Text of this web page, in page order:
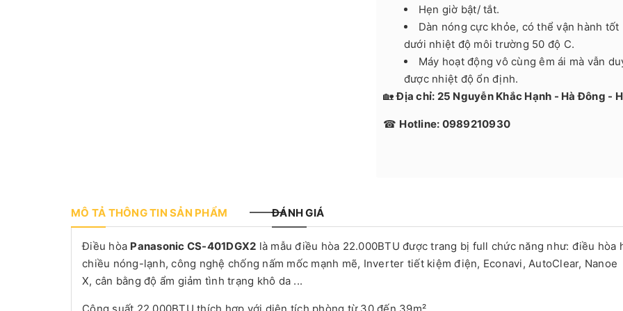
Hẹn giờ bật/ tắt.
Dàn nóng cực khỏe, có thể vận hành tốt
dưới nhiệt độ môi trường 50 độ C.
Máy hoạt động vô cùng êm ái mà vẫn
được nhiệt độ ổn định.
🏡Địa chỉ: 25 Nguyễn Khắc Hạnh - Hà Đông -
☎ Hotline: 0989210930
MÔ TẢ THÔNG TIN SẢN PHẨM ĐÁNH GIÁ
Điều hòa Panasonic CS-401DGX2 là mẫu điều hòa 22.000BTU được trang bị full chức năng như: điều hòa
chiều nóng-lạnh, công nghệ chống nấm mốc mạnh mẽ, Inverter tiết kiệm điện, Econavi, AutoClear, Nanoe
X, cân bằng độ ẩm giảm tình trạng khô da ...